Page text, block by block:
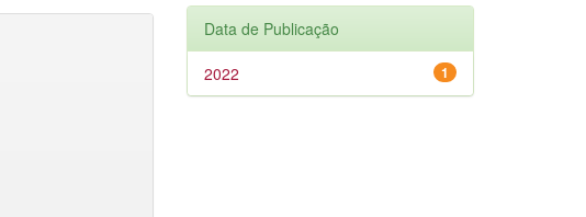
Data de Publicação
1
2022